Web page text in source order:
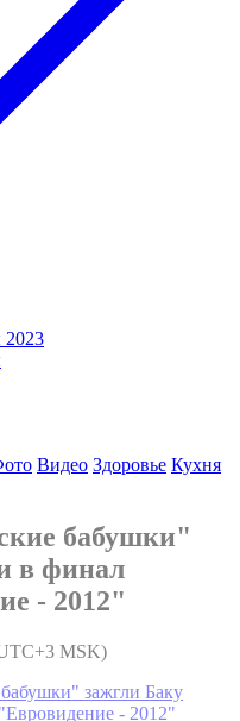
2023
Видео Здоровье Кухня
бабушки"
в финал
- 2012"
MSK)